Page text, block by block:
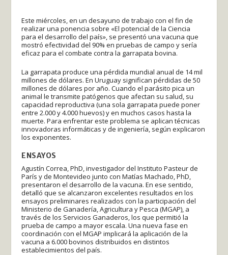
Este miércoles, en un desayuno de trabajo con el fin de
realizar una ponencia sobre «El potencial de la Ciencia
para el desarrollo del país», se presentó una vacuna que
mostró efectividad del 90% en pruebas de campo y sería
eficaz para el combate contra la garrapata bovina.
La garrapata produce una pérdida mundial anual de 14 mil
millones de dólares. En Uruguay significan pérdidas de 50
millones de dólares por año. Cuando el parásito pica un
animal le transmite patógenos que afectan su salud, su
capacidad reproductiva (una sola garrapata puede poner
entre 2.000 y 4.000 huevos) y en muchos casos hasta la
muerte. Para enfrentar este problema se aplican técnicas
innovadoras informáticas y de ingeniería, según explicaron
los exponentes.
ENSAYOS
Agustín Correa, PhD, investigador del Instituto Pasteur de
París y de Montevideo junto con Matías Machado, PhD,
presentaron el desarrollo de la vacuna. En ese sentido,
detalló que se alcanzaron excelentes resultados en los
ensayos preliminares realizados con la participación del
Ministerio de Ganadería, Agricultura y Pesca (MGAP), a
través de los Servicios Ganaderos, los que permitió la
prueba de campo a mayor escala. Una nueva fase en
coordinación con el MGAP implicará la aplicación de la
vacuna a 6.000 bovinos distribuidos en distintos
establecimientos del país.